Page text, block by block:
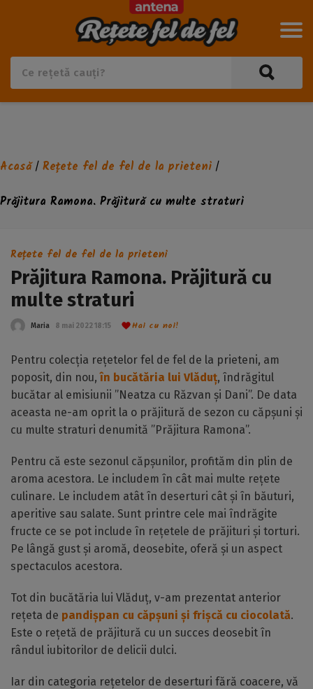
Acasă/ Rețete fel de fel de la prieteni /
Prăjitura Ramona. Prăjitură cu multe straturi
Rețete fel de fel de la prieteni
Prăjitura Ramona. Prăjitură cu
multe straturi
Maria 8 mai 2022 18:15 Hai cu noi!
Pentru colecția rețetelor fel de fel de la prieteni, am
poposit, din nou,în bucătăria lui Vlăduț, îndrăgitul
bucătar al emisiunii ”Neatza cu Răzvan și Dani”. De data
aceasta ne-am oprit la o prăjitură de sezon cu căpșuni și
cu multe straturi denumită ”Prăjitura Ramona”.
Pentru că este sezonul căpșunilor, profităm din plin de
aroma acestora. Le includem în cât mai multe rețete
culinare. Le includem atât în deserturi cât și în băuturi,
aperitive sau salate. Sunt printre cele mai îndrăgite
fructe ce se pot include în rețetele de prăjituri și torturi.
Pe lângă gust și aromă, deosebite, oferă și un aspect
spectaculos acestora.
Tot din bucătăria lui Vlăduț, v-am prezentat anterior
rețeta de pandișpan cu căpșuni și frișcă cu ciocolată.
Este o rețetă de prăjitură cu un succes deosebit în
rândul iubitorilor de delicii dulci.
Iar din categoria rețetelor de deserturi fără coacere, vă